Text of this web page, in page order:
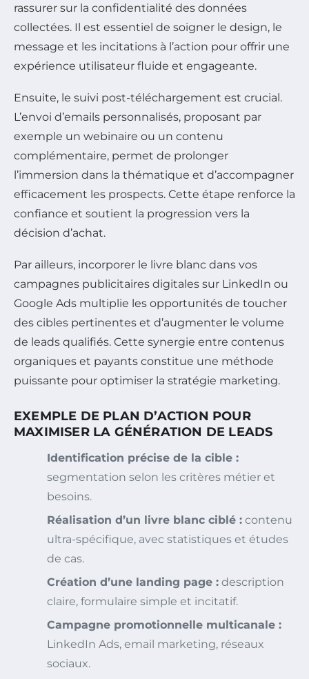
rassurer sur la confidentialité des données
collectées. Il est essentiel de soigner le design, le
message et les incitations à l’action pour offrir une
expérience utilisateur fluide et engageante.
Ensuite, le suivi post-téléchargement est crucial.
L’envoi d’emails personnalisés, proposant par
exemple un webinaire ou un contenu
complémentaire, permet de prolonger
l’immersion dans la thématique et d’accompagner
efficacement les prospects. Cette étape renforce la
confiance et soutient la progression vers la
décision d’achat.
Par ailleurs, incorporer le livre blanc dans vos
campagnes publicitaires digitales sur LinkedIn ou
Google Ads multiplie les opportunités de toucher
des cibles pertinentes et d’augmenter le volume
de leads qualifiés. Cette synergie entre contenus
organiques et payants constitue une méthode
puissante pour optimiser la stratégie marketing.
EXEMPLE DE PLAN D’ACTION POUR
MAXIMISER LA GÉNÉRATION DE LEADS
Identification précise de la cible :
segmentation selon les critères métier et
besoins.
Réalisation d’un livre blanc ciblé : contenu
ultra-spécifique, avec statistiques et études
de cas.
Création d’une landing page : description
claire, formulaire simple et incitatif.
Campagne promotionnelle multicanale :
LinkedIn Ads, email marketing, réseaux
sociaux.